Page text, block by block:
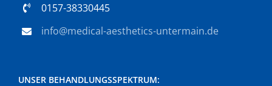
0157-38330445
info@medical-aesthetics-untermain.de
UNSER BEHANDLUNGSSPEKTRUM: